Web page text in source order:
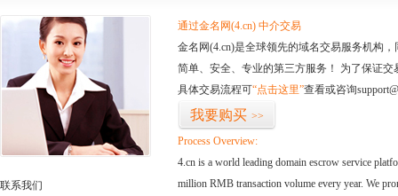
联系我们
通过金名网(4.cn) 中介交易
金名网(4.cn)是全球领先的域名交易服务机构
简单、安全、专业的第三方服务！ 为了保证
具体交易流程可“点击这里”查看或咨询
我要购买 >>
Process Overview:
4.cn is a world leading domain escrow service
million RMB transaction volume every year. We